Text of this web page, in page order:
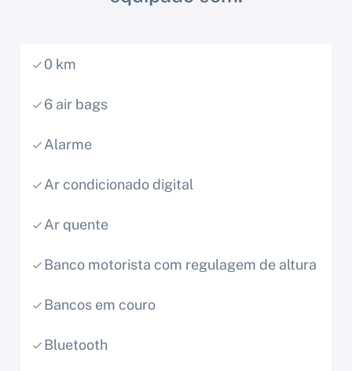
0 km
6 air bags
Alarme
Ar condicionado digital
Ar quente
Banco motorista com regulagem de altura
Bancos em couro
Bluetooth